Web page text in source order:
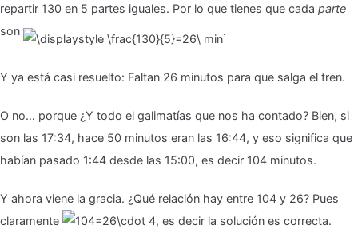
repartir 130 en 5 partes iguales. Por lo que tienes que cada parte
son
.
Y ya está casi resuelto: Faltan 26 minutos para que salga el tren.
O no… porque ¿Y todo el galimatías que nos ha contado? Bien, si
son las 17:34, hace 50 minutos eran las 16:44, y eso significa que
habían pasado 1:44 desde las 15:00, es decir 104 minutos.
Y ahora viene la gracia. ¿Qué relación hay entre 104 y 26? Pues
claramente
, es decir la solución es correcta.